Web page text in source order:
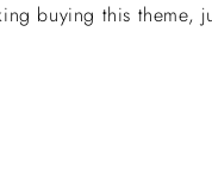
buying this theme,